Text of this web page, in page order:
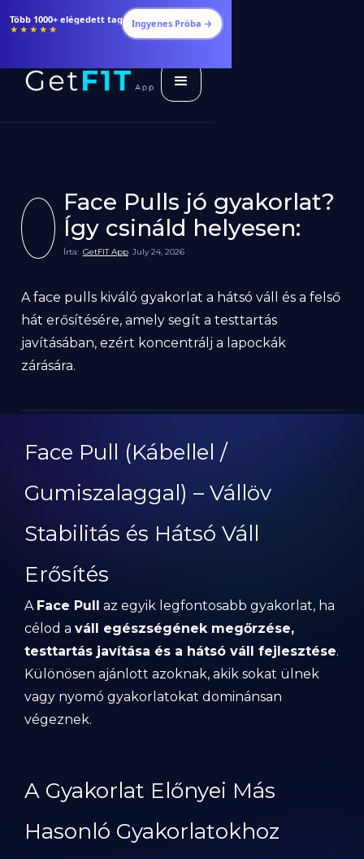
Étrendek, receptek és edzéstervek
★★★★★ Ingyenes Próba →
Face Pulls jó gyakorlat?
Így csináld helyesen:
Írta: GetFIT App July 24, 2026
A face pulls kiváló gyakorlat a hátsó váll és a felső
hát erősítésére, amely segít a testtartás
javításában, ezért koncentrálj a lapockák
zárására.
Face Pull (Kábellel /
Gumiszalaggal) – Vállöv
Stabilitás és Hátsó Váll
Erősítés
A Face Pull az egyik legfontosabb gyakorlat, ha
célod a váll egészségének megőrzése,
testtartás javítása és a hátsó váll fejlesztése.
Különösen ajánlott azoknak, akik sokat ülnek
vagy nyomó gyakorlatokat dominánsan
végeznek.
A Gyakorlat Előnyei Más
Hasonló Gyakorlatokhoz